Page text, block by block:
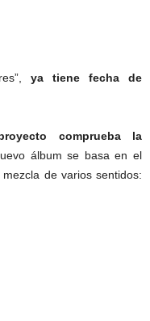
ya tiene fecha de
comprueba la
álbum se basa en el
mezcla de varios sentidos: